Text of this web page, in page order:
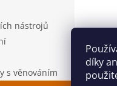
díky
nástrojů
s věnováním